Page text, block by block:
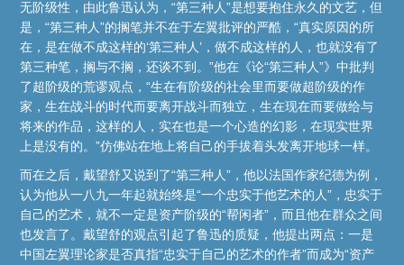
无阶级性，由此鲁迅认为，“第三种人”是想要抱住永久的文艺，但
是，“第三种人”的搁笔并不在于左翼批评的严酷，“真实原因的所
在，是在做不成这样的‘第三种人’，做不成这样的人，也就没有了
第三种笔，搁与不搁，还谈不到。”他在《论“第三种人”》中批判
了超阶级的荒谬观点，“生在有阶级的社会里而要做超阶级的作
家，生在战斗的时代而要离开战斗而独立，生在现在而要做给与
将来的作品，这样的人，实在也是一个心造的幻影，在现实世界
上是没有的。”仿佛站在地上将自己的手拔着头发离开地球一样。
而在之后，戴望舒又说到了“第三种人”，他以法国作家纪德为例，
认为他从一八九一年起就始终是“一个忠实于他艺术的人”，忠实于
自己的艺术，就不一定是资产阶级的“帮闲者”，而且他在群众之间
也发言了。戴望舒的观点引起了鲁迅的质疑，他提出两点：一是
中国左翼理论家是否真指“忠实于自己的艺术的作者”而成为“资产